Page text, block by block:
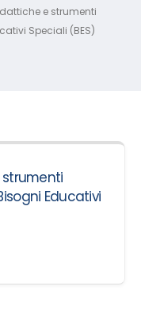
e strumenti
Speciali (BES)
strumenti
Educativi